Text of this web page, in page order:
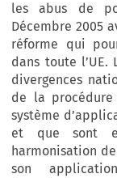
les abus de
Décembre 2005
réforme qui
dans toute
divergences
de la procédure
système
et que sont
harmonisation
son